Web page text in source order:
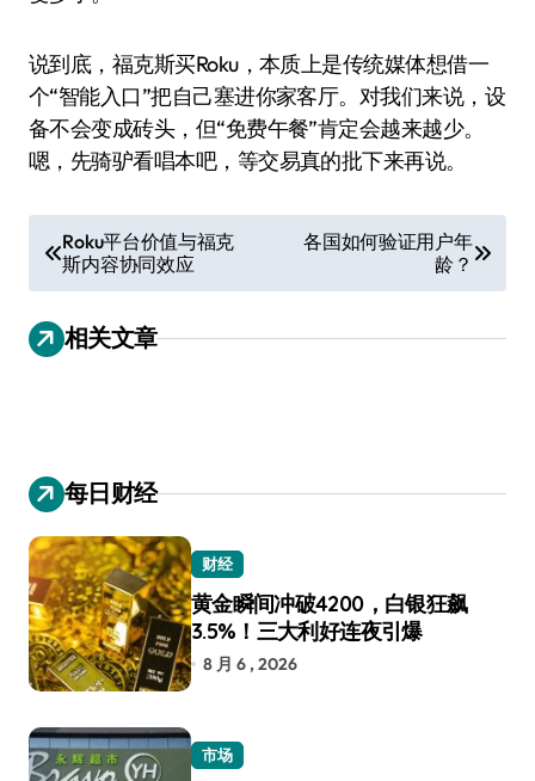
说到底，福克斯买Roku，本质上是传统媒体想借一
个“智能入口”把自己塞进你家客厅。对我们来说，设
备不会变成砖头，但“免费午餐”肯定会越来越少。
嗯，先骑驴看唱本吧，等交易真的批下来再说。
章
导
航
Roku平台价值与福克
斯内容协同效应
各国如何验证用户年
龄？
相关文章
每日财经
财经
黄金瞬间冲破4200，白银狂飙
3.5%！三大利好连夜引爆
8 月 6 , 2026
市场